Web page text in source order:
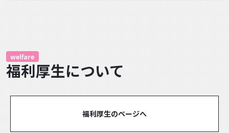
welfare
福利厚生について
福利厚生のページへ